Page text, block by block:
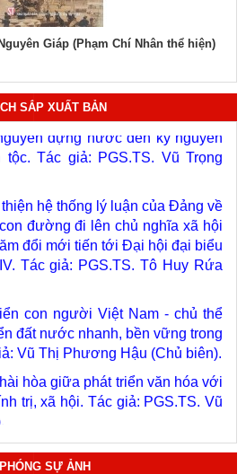
Giáp (Phạm Chí Nhân thể hiện)
SẮP XUẤT BẢN
giả: Bảo tàng Hồ Chí Minh.
dựng nước đến kỷ nguyên
Tác giả: PGS.TS. Vũ Trọng
hệ thống lý luận của Đảng về
đường đi lên chủ nghĩa xã hội
đổi mới tiến tới Đại hội đại biểu
Tác giả: PGS.TS. Tô Huy Rứa
con người Việt Nam - chủ thể
đất nước nhanh, bền vững trong
Vũ Thị Phương Hậu (Chủ biên).
hòa giữa phát triển văn hóa với
trị, xã hội. Tác giả: PGS.TS. Vũ
Nam ở Hoàng Sa, Trường Sa
Thực trạng khai thác và quản lý.
PGS.TS. Trần Quốc Tỏ (Chủ
PHÓNG SỰ ẢNH